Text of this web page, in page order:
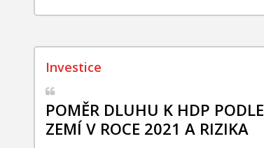
POMĚR DLUHU K HDP PODLE
ZEMÍ V ROCE 2021 A RIZIKA